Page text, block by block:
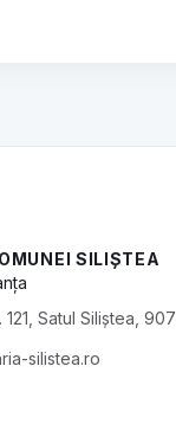
SILIȘTEA
121, Satul Siliștea,
silistea.ro